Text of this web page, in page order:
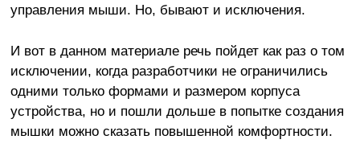
управления мыши. Но, бывают и исключения.
И вот в данном материале речь пойдет как раз о том
исключении, когда разработчики не ограничились
одними только формами и размером корпуса
устройства, но и пошли дольше в попытке создания
мышки можно сказать повышенной комфортности.